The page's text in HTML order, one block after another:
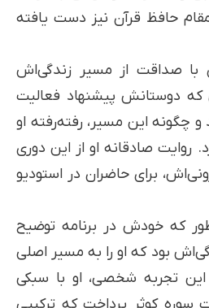
حافظ قرآن نیز دست یافته
با صداقت از مسیر زندگی‌اش
دوستانش پیشنهاد فعالیت
و چگونه این مسیر، رفته‌رفته او
روایت صادقانه او از این دوری
برای حاضران در استودیو
که خودش در برنامه توضیح
بود که او را به مسیر اصلی
این تجربه شخصی، او با سبکی